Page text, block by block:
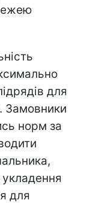
для
Замовники
норм за
укладення
для